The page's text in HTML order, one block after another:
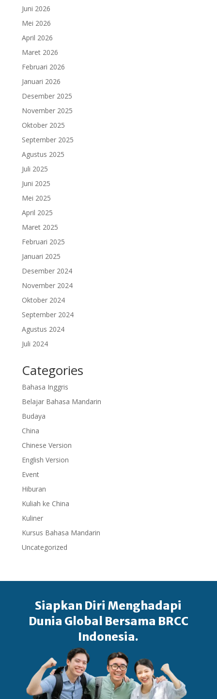
Juni 2026
Mei 2026
April 2026
Maret 2026
Februari 2026
Januari 2026
Desember 2025
November 2025
Oktober 2025
September 2025
Agustus 2025
Juli 2025
Juni 2025
Mei 2025
April 2025
Maret 2025
Februari 2025
Januari 2025
Desember 2024
November 2024
Oktober 2024
September 2024
Agustus 2024
Juli 2024
Categories
Bahasa Inggris
Belajar Bahasa Mandarin
Budaya
China
Chinese Version
English Version
Event
Hiburan
Kuliah ke China
Kuliner
Kursus Bahasa Mandarin
Uncategorized
Siapkan Diri Menghadapi
Dunia Global Bersama BRCC
Indonesia.